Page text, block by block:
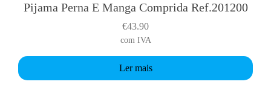
Pijama Perna E Manga Comprida Ref.201200
€43.90
com IVA
Ler mais